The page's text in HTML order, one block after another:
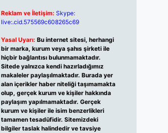
Reklam ve İletişim: Skype:
live:.cid.575569c608265c69
Yasal Uyarı: Bu internet sitesi, herhangi
bir marka, kurum veya şahıs şirketi ile
hiçbir bağlantısı bulunmamaktadır.
Sitede yalnızca kendi hazırladığımız
makaleler paylaşılmaktadır. Burada yer
alan içerikler haber niteliği taşımamakta
olup, gerçek kurum ve kişiler hakkında
paylaşım yapılmamaktadır. Gerçek
kurum ve kişiler ile isim benzerlikleri
tamamen tesadüfidir. Sitemizdeki
bilgiler taslak halindedir ve tavsiye